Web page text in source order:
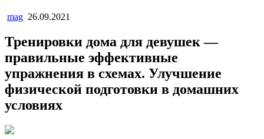
mag 26.09.2021
Тренировки дома для девушек —
правильные эффективные
упражнения в схемах. Улучшение
физической подготовки в домашних
условиях